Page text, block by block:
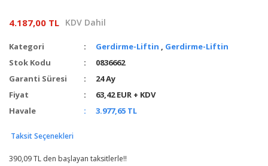
4.187,00 TL KDV Dahil
Kategori Gerdirme-Liftin , Gerdirme-Liftin
Stok Kodu
0836662
Garanti Süresi
24 Ay
Fiyat
63,42 EUR + KDV
Havale
3.977,65 TL
Taksit Seçenekleri
390,09 TL den başlayan taksitlerle!!